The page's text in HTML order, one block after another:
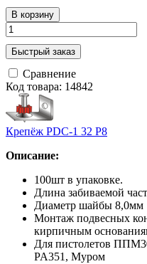
В корзину
Быстрый заказ
Сравнение
Код товара: 14842
Крепёж PDC-1 32 Р8
Описание:
100шт в упаковке.
Длина забиваемой
Диаметр шайбы 8,0мм
Монтаж подвесных
кирпичным
Для пистолетов
PA351, Муром